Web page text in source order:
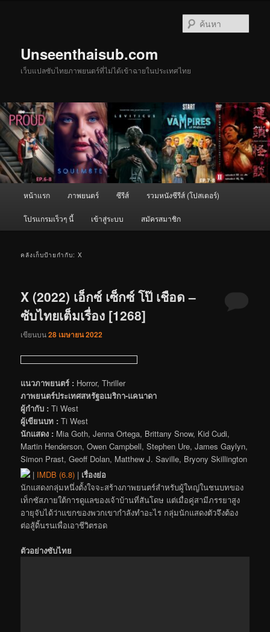
Unseenthaisub.com
เว็บแปลซับไทยภาพยนตร์ที่ไม่ได้เข้าฉายในประเทศไทย
หน้าแรก ภาพยนตร์ ซีรีส์ รวมหนังซีรีส์ (โปสเตอร์)
โปรแกรมเร็วๆ นี้ เข้าสู่ระบบ สมัครสมาชิก
คลังเก็บป้ายกำกับ:X
X (2022) เอ็กซ์ เซ็กซ์ โป๊ เชือด –
ซับไทยเต็มเรื่อง [1268]
เขียนบน28 เมษายน 2022
แนวภาพยนตร์ : Horror, Thriller
ภาพยนตร์ประเทศสหรัฐอเมริกา-แคนาดา
ผู้กำกับ : Ti West
ผู้เขียนบท : Ti West
นักแสดง : Mia Goth, Jenna Ortega, Brittany Snow, Kid Cudi,
Martin Henderson, Owen Campbell, Stephen Ure, James Gaylyn,
Simon Prast, Geoff Dolan, Matthew J. Saville, Bryony Skillington
| IMDB (6.8) | เรื่องย่อ
นักแสดงกลุ่มหนึ่งตั้งใจจะสร้างภาพยนตร์สำหรับผู้ใหญ่ในชนบทของ
เท็กซัสภายใต้การดูแลของเจ้าบ้านที่สันโดษ แต่เมื่อคู่สามีภรรยาสูง
อายุจับได้ว่าแขกของพวกเขากำลังทำอะไร กลุ่มนักแสดงตัวจึงต้อง
ต่อสู้ดิ้นรนเพื่อเอาชีวิตรอด
ตัวอย่างซับไทย